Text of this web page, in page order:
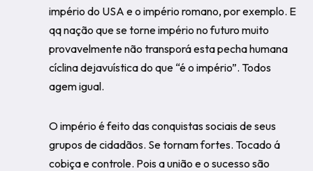
império do USA e o império romano, por exemplo. E
qq nação que se torne império no futuro muito
provavelmente não transporá esta pecha humana
cíclina dejavuística do que “é o império”. Todos
agem igual.
O império é feito das conquistas sociais de seus
grupos de cidadãos. Se tornam fortes. Tocado á
cobiça e controle. Pois a união e o sucesso são